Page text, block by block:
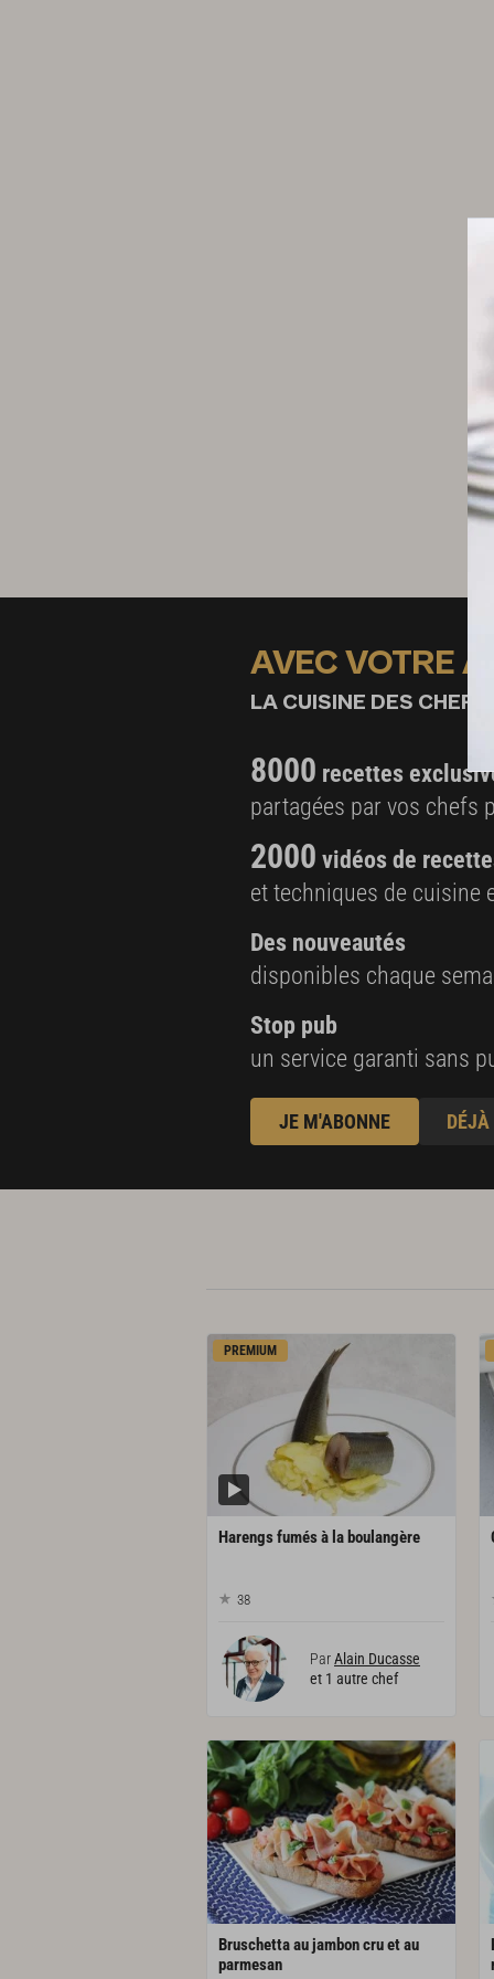
1 cl d’huile d’olive
Sauce mozzarella
20 g de flocons de pomme de terre
Sel de pomme
250 g d’épluchures de pommes vertes bio
15 g de sel de Maldon
AVEC VOTRE
LA CUISINE DES
8000 recettes
partagées par vos chefs
2000 vidéos de
et techniques de cuisine
Des nouveautés
disponibles chaque
Stop pub
un service garanti sans
JE M'ABONNE
PREMIUM
Harengsfumésà la boulangère
38
ParAlain Ducasse
et 1 autre chef
Bruschetta au jambon cru et au
parmesan